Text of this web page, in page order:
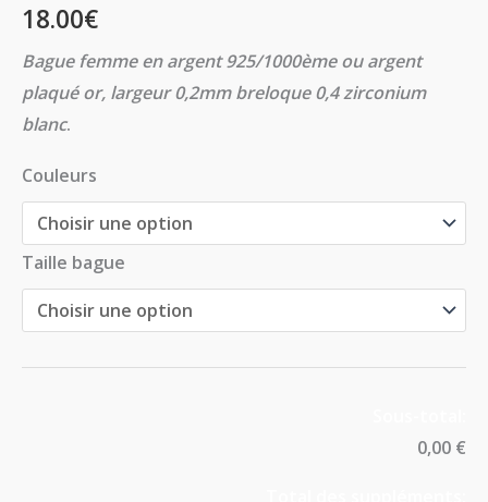
18.00€
Bague femme en argent 925/1000ème ou argent
plaqué or, largeur 0,2mm breloque 0,4 zirconium
blanc.
Couleurs
Taille bague
0,00 €